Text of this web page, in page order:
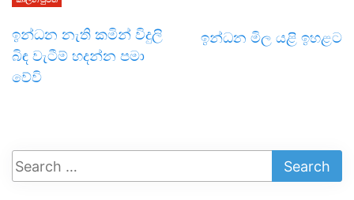
ඉන්ධන නැති කමින් විදුලි
බිඳ වැටීම් හදන්න පමා
වේවි
ඉන්ධන මිල යළි ඉහළට